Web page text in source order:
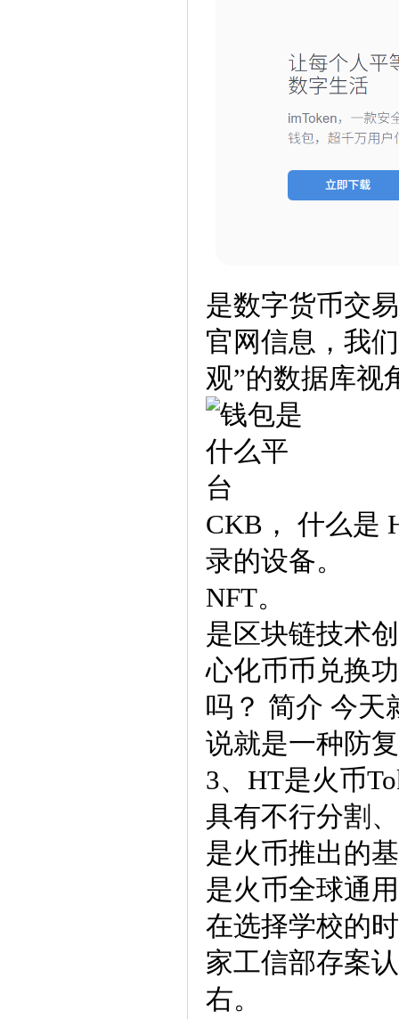
是数字货币交
官网信息，我
观”的数据库视
CKB， 什么是
录的设备。
NFT。
是区块链技术
心化币币兑换
吗？ 简介 今天
说就是一种防
3、HT是火币
具有不行分割
是火币推出的
是火币全球通
在选择学校的
家工信部存案
右。